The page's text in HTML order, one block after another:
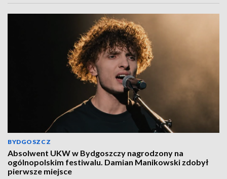
BYDGOSZCZ
Absolwent UKW w Bydgoszczy nagrodzony na
ogólnopolskim festiwalu. Damian Manikowski zdobył
pierwsze miejsce